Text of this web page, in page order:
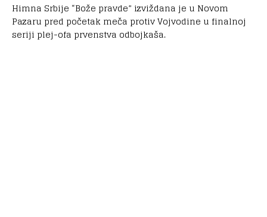
Himna Srbije “Bože pravde” izviždana je u Novom
Pazaru pred početak meča protiv Vojvodine u finalnoj
seriji plej-ofa prvenstva odbojkaša.